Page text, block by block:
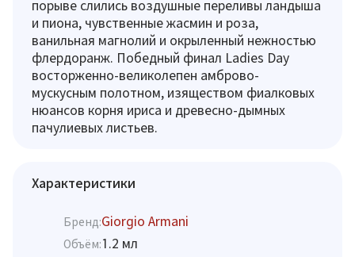
порыве слились воздушные переливы ландыша
и пиона, чувственные жасмин и роза,
ванильная магнолий и окрыленный нежностью
флердоранж. Победный финал Ladies Day
восторженно-великолепен амброво-
мускусным полотном, изяществом фиалковых
нюансов корня ириса и древесно-дымных
пачулиевых листьев.
Характеристики
Бренд:Giorgio Armani
Объём:1.2 мл